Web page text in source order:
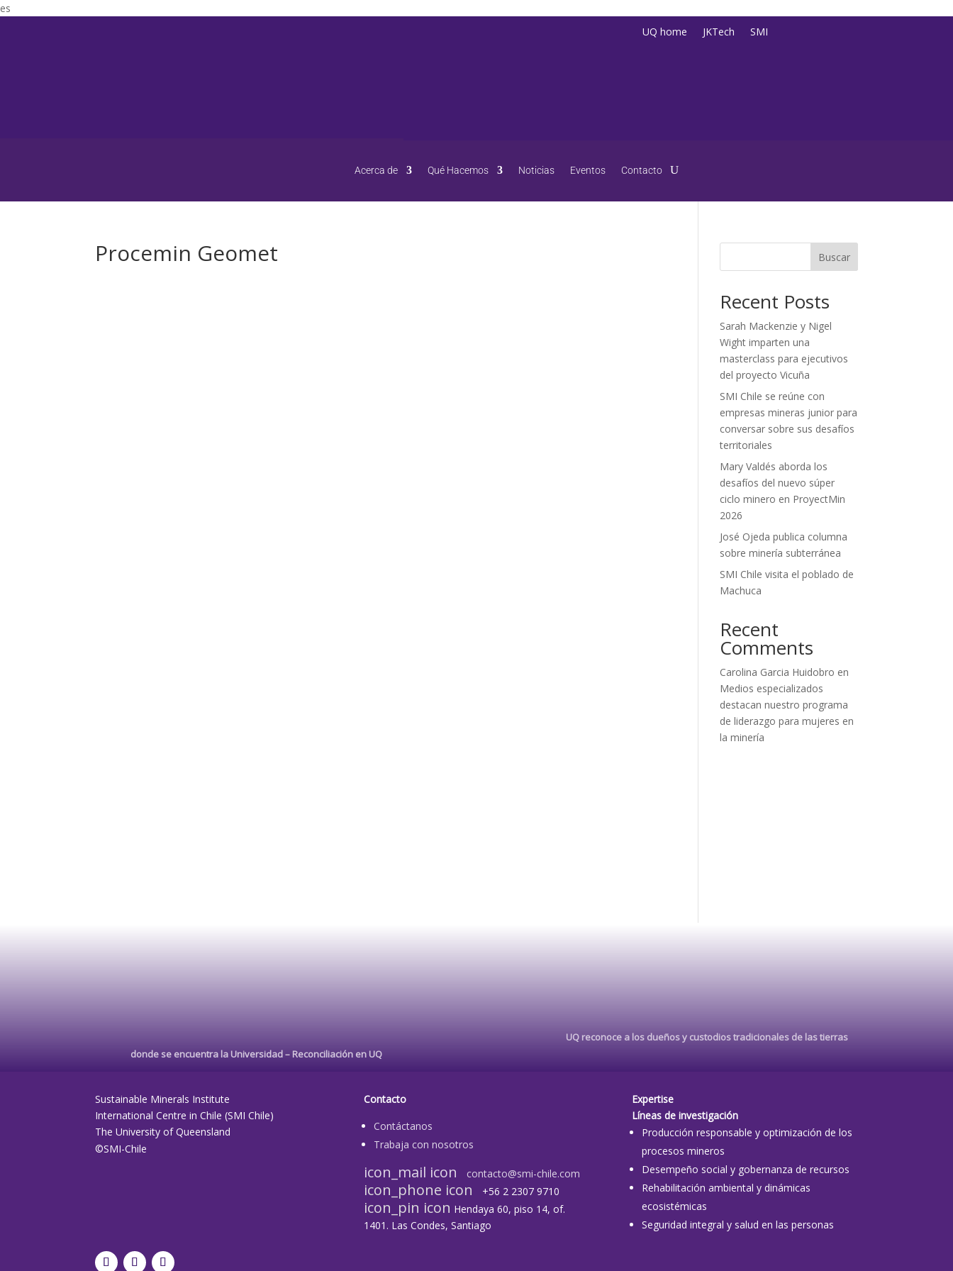
es
UQ home
JKTech SMI
Acerca de Qué Hacemos Noticias Eventos Contacto
Procemin Geomet Buscar
Recent Posts
Sarah Mackenzie y Nigel
Wight imparten una
masterclass para ejecutivos
del proyecto Vicuña
SMI Chile se reúne con
empresas mineras junior para
conversar sobre sus desafíos
territoriales
Mary Valdés aborda los
desafíos del nuevo súper
ciclo minero en ProyectMin
2026
José Ojeda publica columna
sobre minería subterránea
SMI Chile visita el poblado de
Machuca
Recent
Comments
Carolina Garcia Huidobro en
Medios especializados
destacan nuestro programa
de liderazgo para mujeres en
la minería
UQ reconoce a los dueños y custodios tradicionales de las tierras
donde se encuentra la Universidad – Reconciliación en UQ
Sustainable Minerals Institute
International Centre in Chile (SMI Chile)
The University of Queensland
©SMI-Chile
Contacto
Contáctanos
Trabaja con nosotros
icon_mail icon contacto@smi-chile.com
icon_phone icon +56 2 2307 9710​
icon_pin icon Hendaya 60, piso 14, of.
1401. Las Condes, Santiago
Expertise
Líneas de investigación
Producción responsable y optimización de los
procesos mineros
Desempeño social y gobernanza de recursos
Rehabilitación ambiental y dinámicas
ecosistémicas
Seguridad integral y salud en las personas